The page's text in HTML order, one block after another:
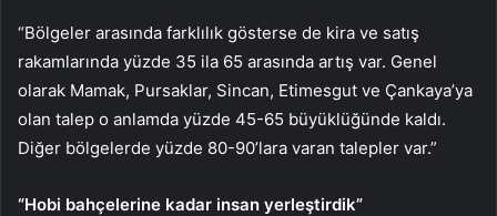
“Bölgeler arasında farklılık gösterse de kira ve satış
rakamlarında yüzde 35 ila 65 arasında artış var. Genel
olarak Mamak, Pursaklar, Sincan, Etimesgut ve Çankaya’ya
olan talep o anlamda yüzde 45-65 büyüklüğünde kaldı.
Diğer bölgelerde yüzde 80-90’lara varan talepler var.”
“Hobi bahçelerine kadar insan yerleştirdik”